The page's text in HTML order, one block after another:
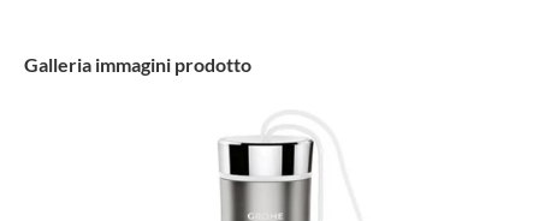
Galleria immagini prodotto